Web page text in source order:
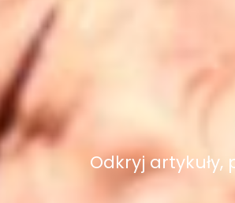
Odkryj